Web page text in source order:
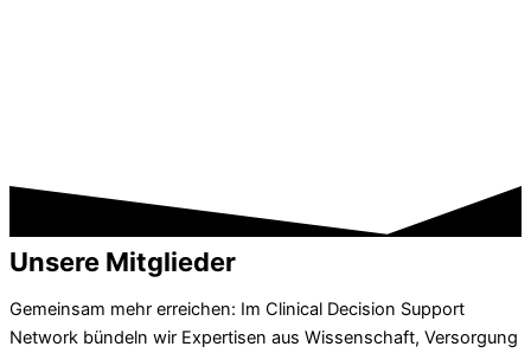
Unsere Mitglieder
Gemeinsam mehr erreichen: Im Clinical Decision Support
Network bündeln wir Expertisen aus Wissenschaft, Versorgung